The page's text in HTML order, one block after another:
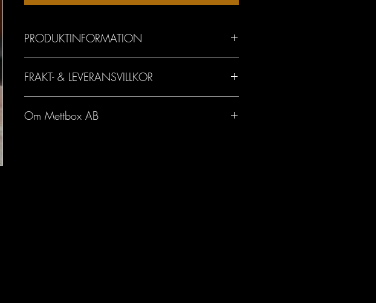
PRODUKTINFORMATION
Diameter: 6,5 cm
FRAKT- & LEVERANSVILLKOR
Om Mettbox AB